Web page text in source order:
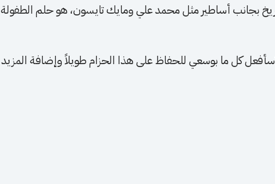
بجانب أساطير مثل محمد علي ومايك تايسون، هو حلم الطفولة
كل ما بوسعي للحفاظ على هذا الحزام طويلاً وإضافة المزيد